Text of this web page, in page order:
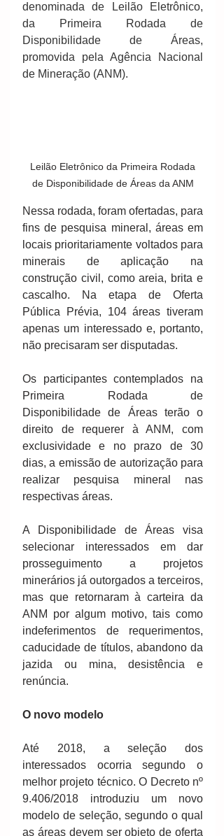
denominada de Leilão Eletrônico,
da Primeira Rodada de
Disponibilidade de Áreas,
promovida pela Agência Nacional
de Mineração (ANM).
de Disponibilidade de Áreas da ANM
Nessa rodada, foram ofertadas, para
fins de pesquisa mineral, áreas em
locais prioritariamente voltados para
minerais de aplicação na
construção civil, como areia, brita e
cascalho. Na etapa de Oferta
Pública Prévia, 104 áreas tiveram
apenas um interessado e, portanto,
não precisaram ser disputadas.
Os participantes contemplados na
Primeira Rodada de
Disponibilidade de Áreas terão o
direito de requerer à ANM, com
exclusividade e no prazo de 30
dias, a emissão de autorização para
realizar pesquisa mineral nas
respectivas áreas.
A Disponibilidade de Áreas visa
selecionar interessados em dar
prosseguimento a projetos
minerários já outorgados a terceiros,
mas que retornaram à carteira da
ANM por algum motivo, tais como
indeferimentos de requerimentos,
caducidade de títulos, abandono da
jazida ou mina, desistência e
renúncia.
O novo modelo
Até 2018, a seleção dos
interessados ocorria segundo o
melhor projeto técnico. O Decreto nº
9.406/2018 introduziu um novo
modelo de seleção, segundo o qual
as áreas devem ser objeto de oferta